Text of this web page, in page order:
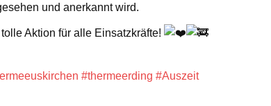
und anerkannt wird.
Aktion für alle Einsatzkräfte!
#thermeerding #Auszeit